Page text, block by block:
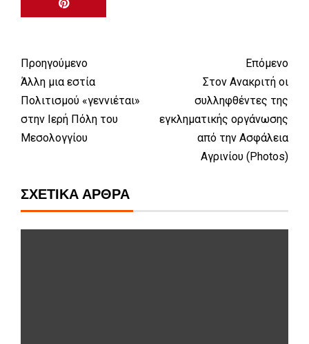
Προηγούμενο
Άλλη μια εστία
Πολιτισμού «γεννιέται»
στην Ιερή Πόλη του
Μεσολογγίου
Επόμενο
Στον Ανακριτή οι
συλληφθέντες της
εγκληματικής οργάνωσης
από την Ασφάλεια
Αγρινίου (Photos)
ΣΧΕΤΙΚΆ ΆΡΘΡΑ